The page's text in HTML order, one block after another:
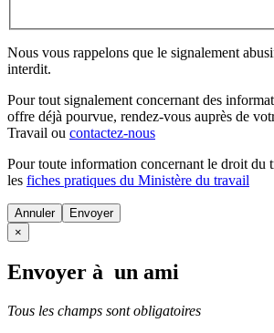
Nous vous rappelons que le signalement
interdit.
Pour tout signalement concernant des
offre déjà pourvue, rendez-vous auprès de
Travail ou contactez-nous
Pour toute information concernant le droit du
les fiches pratiques du Ministère du travail
Annuler
×
Envoyer à un ami
Tous les champs sont obligatoires